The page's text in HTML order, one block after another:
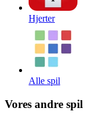
Hjerter
Alle spil
Vores andre spil